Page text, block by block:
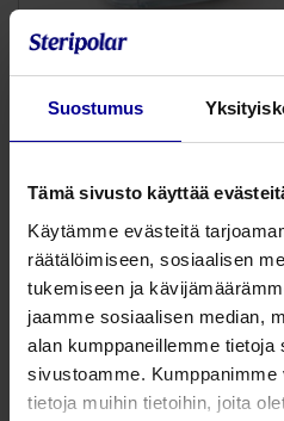
Suostumus
Tämä sivusto käyttää
Käytämme evästeitä
räätälöimiseen, sosiaalisen
tukemiseen ja
jaamme sosiaalisen median,
alan kumppaneillemme tietoja
sivustoamme. Kumppanimme
tietoja muihin tietoihin, joita
CliniFlo hengitysharjoittaja
Kannustaa
Facebook
Twitter
CliniFlo
Tuotenumero:221200
Matalavirtauksinen
ja heikoille potilaille.
syvähengitykseen. Happiportti